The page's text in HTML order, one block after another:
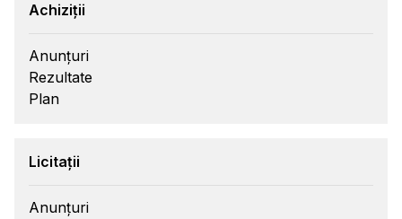
Achiziții
Anunțuri
Rezultate
Plan
Licitații
Anunțuri